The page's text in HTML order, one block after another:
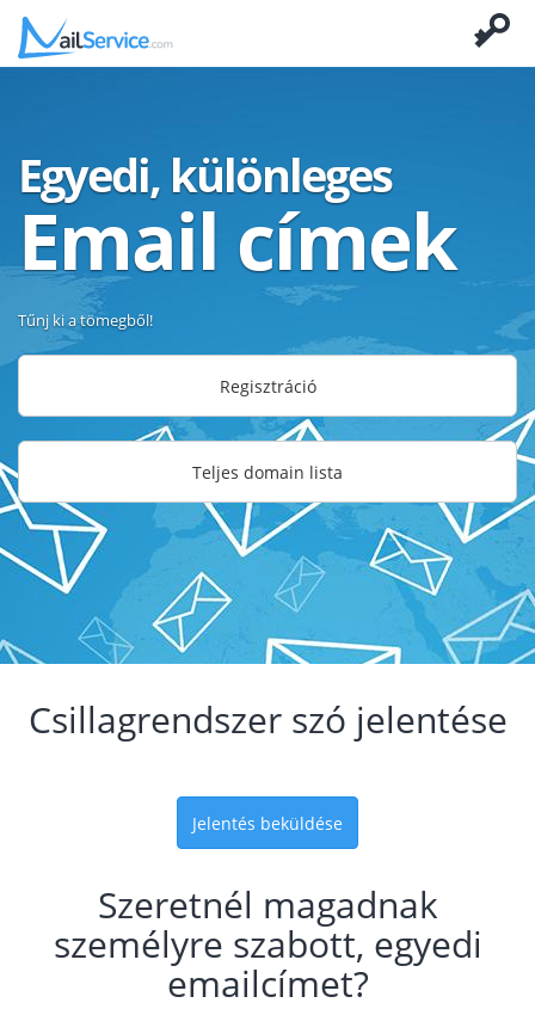
Egyedi, különleges
Email címek
Tűnj ki a tömegből!
Regisztráció
Teljes domain lista
Csillagrendszer szó jelentése
Jelentés beküldése
Szeretnél magadnak
személyre szabott, egyedi
emailcímet?